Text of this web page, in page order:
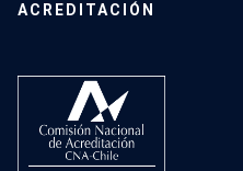
ACREDITACIÓN